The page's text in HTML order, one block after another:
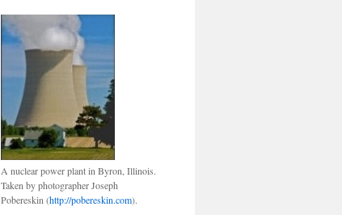
A nuclear power plant in Byron, Illinois.
Taken by photographer Joseph
Pobereskin (http://pobereskin.com).